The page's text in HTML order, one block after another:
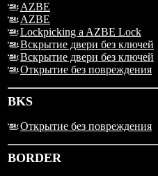
AZBE
AZBE
Lockpicking a AZBE Lock
Вскрытие двери без ключей
Вскрытие двери без ключей
Открытие без повреждения
BKS
Открытие без повреждения
BORDER